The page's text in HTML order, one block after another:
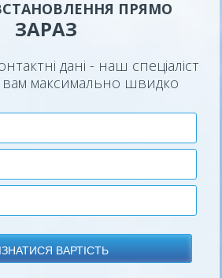
ПРЯМО
ЗАРАЗ
дані - наш спеціаліст
вам максимально швидко